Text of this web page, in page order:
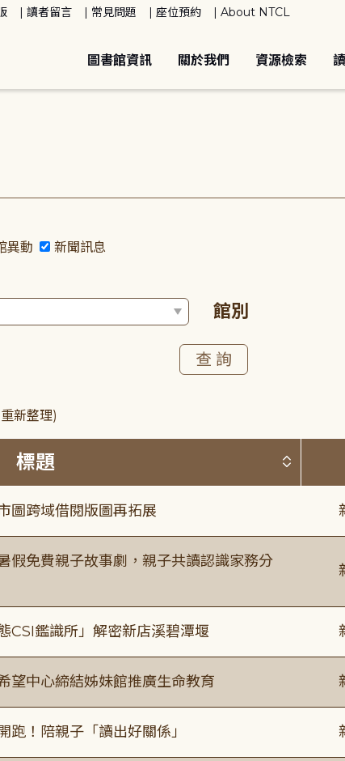
讀者留言 常見問題 座位預約 About NTCL
圖書館資訊 關於我們 資源檢索
異動 新聞訊息
館別
新整理)
標題 按標
圖跨域借閱版圖再拓展
假免費親子故事劇，親子共讀認識家務分
CSI鑑識所」解密新店溪碧潭堰
望中心締結姊妹館推廣生命教育
跑！陪親子「讀出好關係」